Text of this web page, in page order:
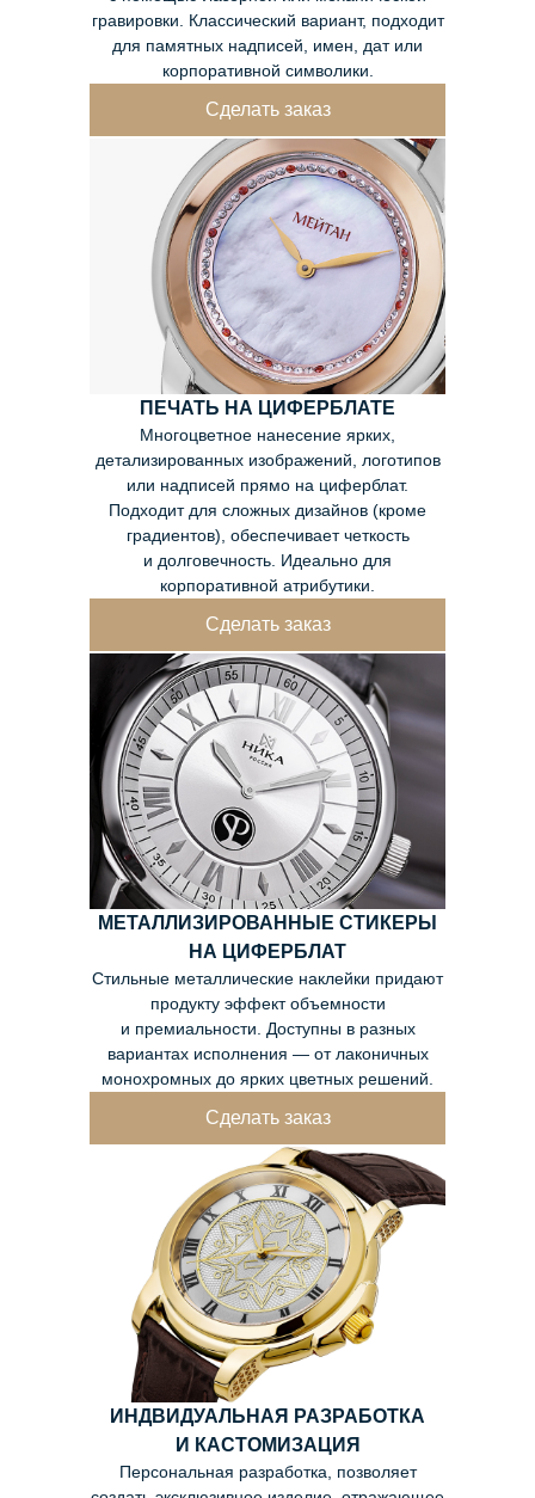
гравировки. Классический вариант, подходит
для памятных надписей, имен, дат или
корпоративной символики.
Сделать заказ
ПЕЧАТЬ НА ЦИФЕРБЛАТЕ
Многоцветное нанесение ярких,
детализированных изображений, логотипов
или надписей прямо на циферблат.
Подходит для сложных дизайнов (кроме
градиентов), обеспечивает четкость
и долговечность. Идеально для
корпоративной атрибутики.
Сделать заказ
МЕТАЛЛИЗИРОВАННЫЕ СТИКЕРЫ
НА ЦИФЕРБЛАТ
Стильные металлические наклейки придают
продукту эффект объемности
и премиальности. Доступны в разных
вариантах исполнения — от лаконичных
монохромных до ярких цветных решений.
Сделать заказ
ИНДВИДУАЛЬНАЯ РАЗРАБОТКА
И КАСТОМИЗАЦИЯ
Персональная разработка, позволяет